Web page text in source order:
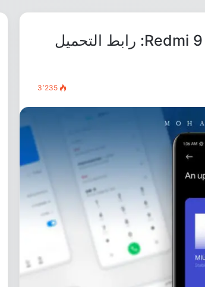
تحديث اندرويد 11 [MIUI 12.0.1] لهاتف Redmi 9: رابط التحميل
3٬235